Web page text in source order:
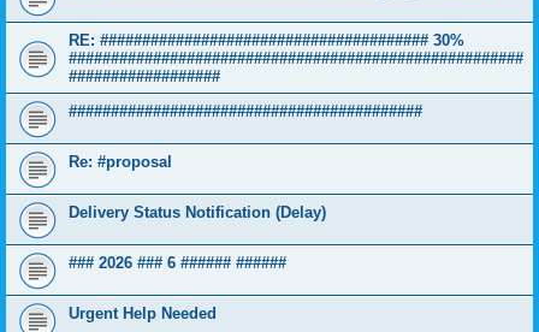
RE: ####################################### 30%
######################################################
##################
##########################################
Re: #proposal
Delivery Status Notification (Delay)
### 2026 ### 6 ###### ######
Urgent Help Needed